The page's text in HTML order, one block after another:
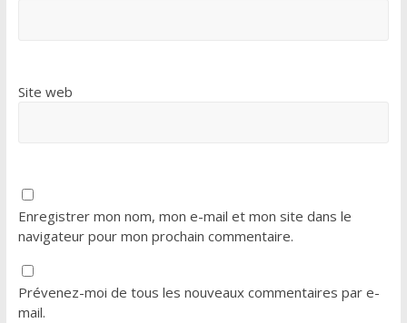
Site web
Enregistrer mon nom, mon e-mail et mon site dans le
navigateur pour mon prochain commentaire.
Prévenez-moi de tous les nouveaux commentaires par e-
mail.